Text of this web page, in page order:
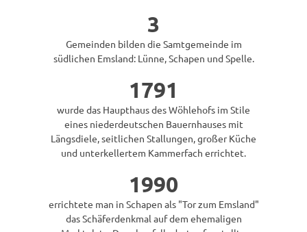
3
Gemeinden bilden die Samtgemeinde im
südlichen Emsland: Lünne, Schapen und Spelle.
1791
wurde das Haupthaus des Wöhlehofs im Stile
eines niederdeutschen Bauernhauses mit
Längsdiele, seitlichen Stallungen, großer Küche
und unterkellertem Kammerfach errichtet.
1990
errichtete man in Schapen als "Tor zum Emsland"
das Schäferdenkmal auf dem ehemaligen